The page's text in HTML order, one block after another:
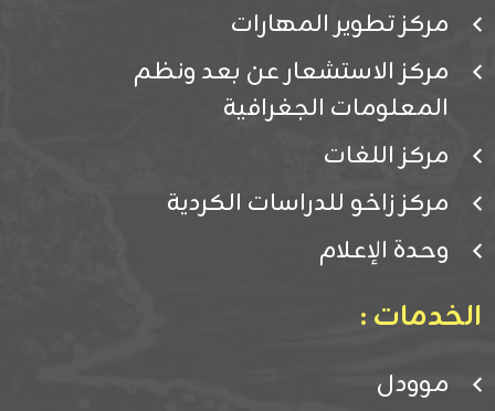
مركز تطوير المهارات
مركز الاستشعار عن بعد ونظم
المعلومات الجغرافية
مركز اللغات
مركز زاخو للدراسات الكردية
وحدة الإعلام
الخدمات :
موودل